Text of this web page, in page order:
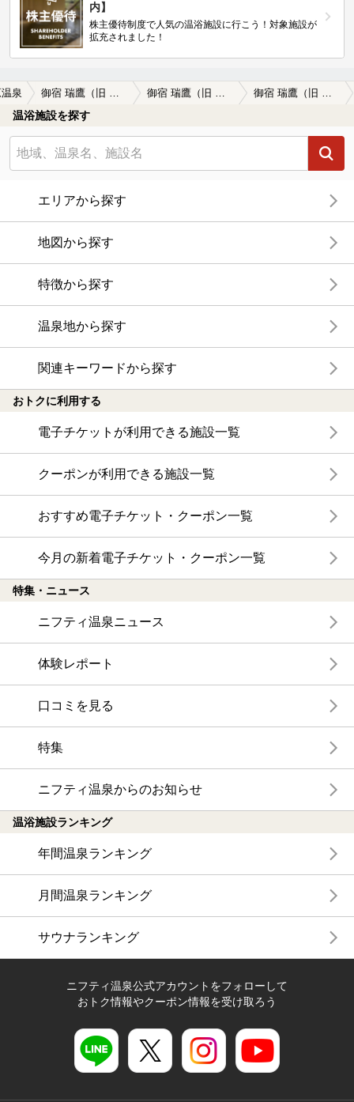
内】
株主優待制度で人気の温浴施設に行こう！対象施設が
拡充されました！
泉 御宿 瑞鷹（旧 ホテル東横） 御宿 瑞鷹（旧 ホテル東横）の口コミ一覧 御宿 瑞鷹（旧 ホテル東横）の口コミ いいんじゃない
温浴施設を探す
エリアから探す
地図から探す
特徴から探す
温泉地から探す
関連キーワードから探す
おトクに利用する
電子チケットが利用できる施設一覧
クーポンが利用できる施設一覧
おすすめ電子チケット・クーポン一覧
今月の新着電子チケット・クーポン一覧
特集・ニュース
ニフティ温泉ニュース
体験レポート
口コミを見る
特集
ニフティ温泉からのお知らせ
温浴施設ランキング
年間温泉ランキング
月間温泉ランキング
サウナランキング
ニフティ温泉公式アカウントをフォローして
おトク情報やクーポン情報を受け取ろう